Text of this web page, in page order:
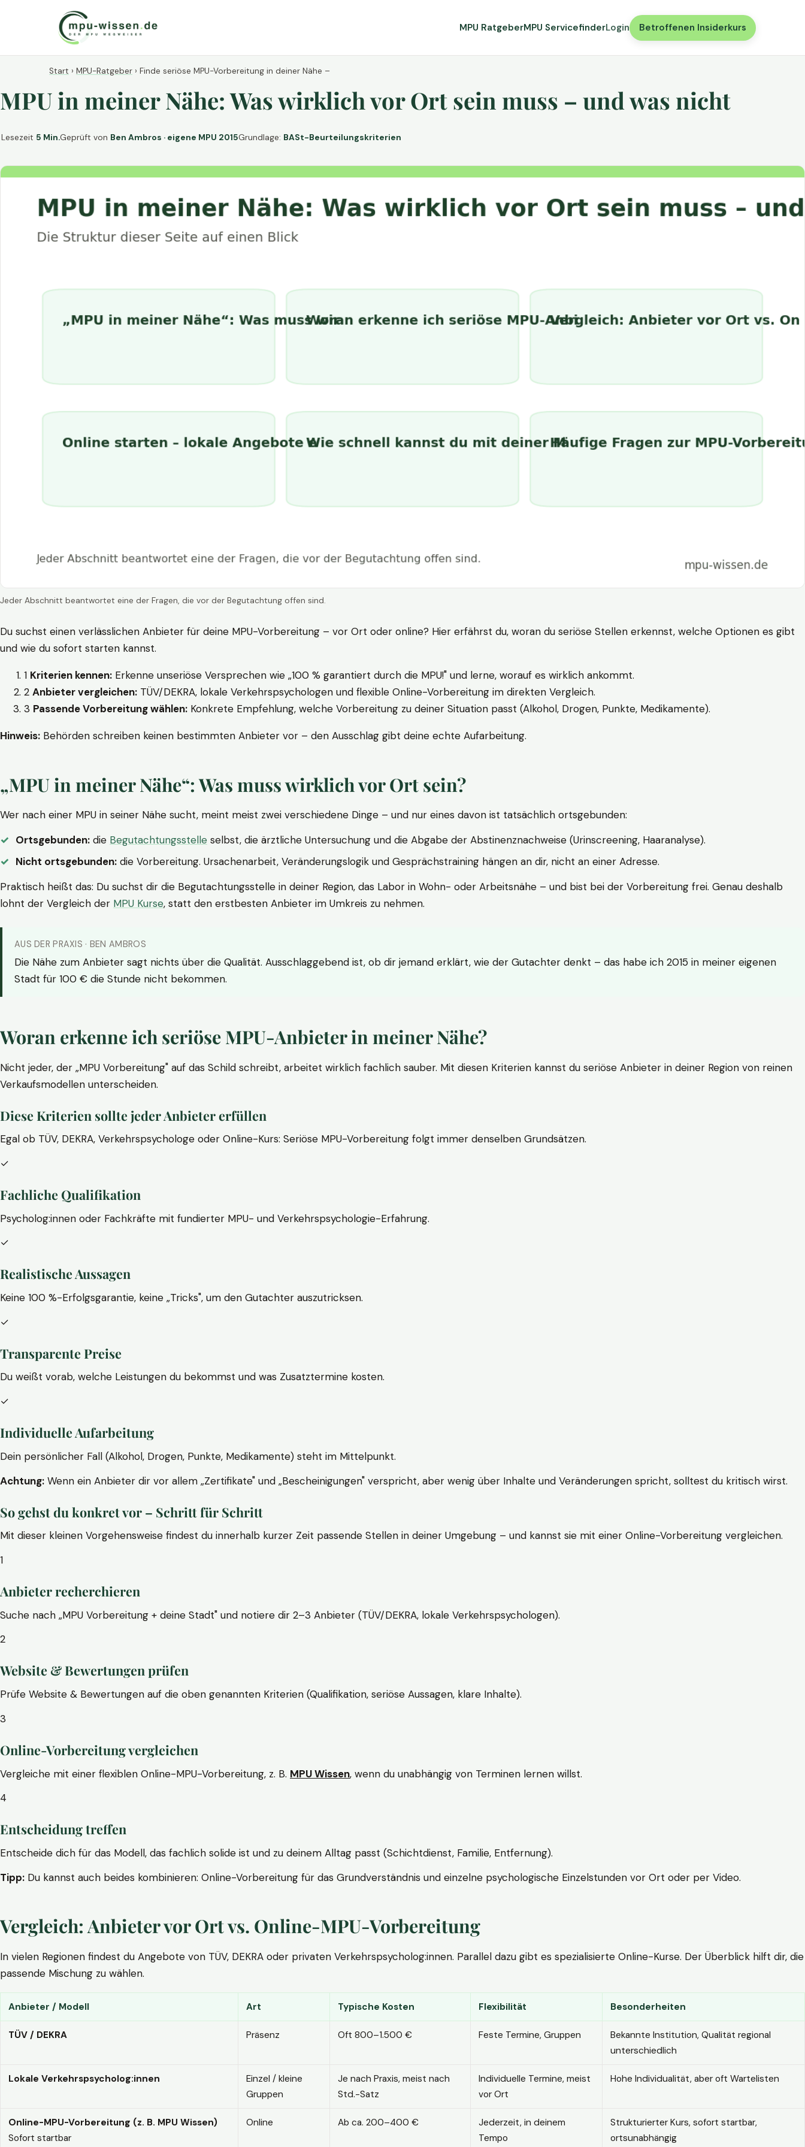
MPU RatgeberMPU ServicefinderLogin Betroffenen Insiderkurs
Start › MPU-Ratgeber › Finde seriöse MPU-Vorbereitung in deiner Nähe –
MPU in meiner Nähe: Was wirklich vor Ort sein muss – und was nicht
Lesezeit 5 Min.Geprüft von Ben Ambros · eigene MPU 2015Grundlage: BASt-Beurteilungskriterien
Jeder Abschnitt beantwortet eine der Fragen, die vor der Begutachtung offen sind.
Du suchst einen verlässlichen Anbieter für deine MPU-Vorbereitung – vor Ort oder online? Hier erfährst du, woran du seriöse Stellen erkennst, welche Optionen es gibt
und wie du sofort starten kannst.
1 Kriterien kennen: Erkenne unseriöse Versprechen wie „100 % garantiert durch die MPU!" und lerne, worauf es wirklich ankommt.
2 Anbieter vergleichen: TÜV/DEKRA, lokale Verkehrspsychologen und flexible Online-Vorbereitung im direkten Vergleich.
3 Passende Vorbereitung wählen: Konkrete Empfehlung, welche Vorbereitung zu deiner Situation passt (Alkohol, Drogen, Punkte, Medikamente).
Hinweis: Behörden schreiben keinen bestimmten Anbieter vor – den Ausschlag gibt deine echte Aufarbeitung.
„MPU in meiner Nähe“: Was muss wirklich vor Ort sein?
Wer nach einer MPU in seiner Nähe sucht, meint meist zwei verschiedene Dinge – und nur eines davon ist tatsächlich ortsgebunden:
Ortsgebunden: die Begutachtungsstelle selbst, die ärztliche Untersuchung und die Abgabe der Abstinenznachweise (Urinscreening, Haaranalyse).
Nicht ortsgebunden: die Vorbereitung. Ursachenarbeit, Veränderungslogik und Gesprächstraining hängen an dir, nicht an einer Adresse.
Praktisch heißt das: Du suchst dir die Begutachtungsstelle in deiner Region, das Labor in Wohn- oder Arbeitsnähe – und bist bei der Vorbereitung frei. Genau deshalb
lohnt der Vergleich der MPU Kurse, statt den erstbesten Anbieter im Umkreis zu nehmen.
AUS DER PRAXIS · BEN AMBROS
Die Nähe zum Anbieter sagt nichts über die Qualität. Ausschlaggebend ist, ob dir jemand erklärt, wie der Gutachter denkt – das habe ich 2015 in meiner eigenen
Stadt für 100 € die Stunde nicht bekommen.
Woran erkenne ich seriöse MPU-Anbieter in meiner Nähe?
Nicht jeder, der „MPU Vorbereitung" auf das Schild schreibt, arbeitet wirklich fachlich sauber. Mit diesen Kriterien kannst du seriöse Anbieter in deiner Region von reinen
Verkaufsmodellen unterscheiden.
Diese Kriterien sollte jeder Anbieter erfüllen
Egal ob TÜV, DEKRA, Verkehrspsychologe oder Online-Kurs: Seriöse MPU-Vorbereitung folgt immer denselben Grundsätzen.
✓
Fachliche Qualifikation
Psycholog:innen oder Fachkräfte mit fundierter MPU- und Verkehrspsychologie-Erfahrung.
✓
Realistische Aussagen
Keine 100 %-Erfolgsgarantie, keine „Tricks", um den Gutachter auszutricksen.
✓
Transparente Preise
Du weißt vorab, welche Leistungen du bekommst und was Zusatztermine kosten.
✓
Individuelle Aufarbeitung
Dein persönlicher Fall (Alkohol, Drogen, Punkte, Medikamente) steht im Mittelpunkt.
Achtung: Wenn ein Anbieter dir vor allem „Zertifikate" und „Bescheinigungen" verspricht, aber wenig über Inhalte und Veränderungen spricht, solltest du kritisch wirst.
So gehst du konkret vor – Schritt für Schritt
Mit dieser kleinen Vorgehensweise findest du innerhalb kurzer Zeit passende Stellen in deiner Umgebung – und kannst sie mit einer Online-Vorbereitung vergleichen.
1
Anbieter recherchieren
Suche nach „MPU Vorbereitung + deine Stadt" und notiere dir 2–3 Anbieter (TÜV/DEKRA, lokale Verkehrspsychologen).
2
Website & Bewertungen prüfen
Prüfe Website & Bewertungen auf die oben genannten Kriterien (Qualifikation, seriöse Aussagen, klare Inhalte).
3
Online-Vorbereitung vergleichen
Vergleiche mit einer flexiblen Online-MPU-Vorbereitung, z. B. MPU Wissen, wenn du unabhängig von Terminen lernen willst.
4
Entscheidung treffen
Entscheide dich für das Modell, das fachlich solide ist und zu deinem Alltag passt (Schichtdienst, Familie, Entfernung).
Tipp: Du kannst auch beides kombinieren: Online-Vorbereitung für das Grundverständnis und einzelne psychologische Einzelstunden vor Ort oder per Video.
Vergleich: Anbieter vor Ort vs. Online-MPU-Vorbereitung
In vielen Regionen findest du Angebote von TÜV, DEKRA oder privaten Verkehrspsycholog:innen. Parallel dazu gibt es spezialisierte Online-Kurse. Der Überblick hilft dir, die
passende Mischung zu wählen.
Anbieter / Modell Art Typische Kosten Flexibilität Besonderheiten
TÜV / DEKRA Präsenz Oft 800–1.500 € Feste Termine, Gruppen
Bekannte Institution, Qualität regional
unterschiedlich
Lokale Verkehrspsycholog:innen
Einzel / kleine
Gruppen
Je nach Praxis, meist nach
Std.-Satz
Individuelle Termine, meist
vor Ort
Hohe Individualität, aber oft Wartelisten
Online-MPU-Vorbereitung (z. B. MPU Wissen)
Sofort startbar
Online Ab ca. 200–400 €
Jederzeit, in deinem
Tempo
Strukturierter Kurs, sofort startbar,
ortsunabhängig